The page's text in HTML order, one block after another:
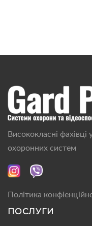
Висококласні
охоронних систем
Політика
ПОСЛУГИ